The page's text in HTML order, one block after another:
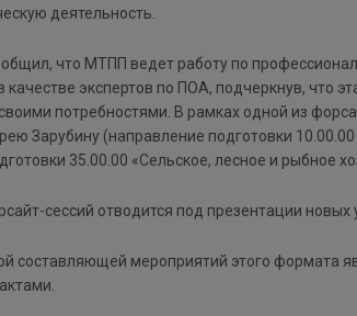
деятельность.
что МТПП ведет работу по
качестве экспертов по ПОА, подчеркнув,
потребностями. В рамках одной из
Зарубину (направление подготовки
35.00.00 «Сельское, лесное и рыбное
сессий отводится под презентации
составляющей мероприятий этого формата